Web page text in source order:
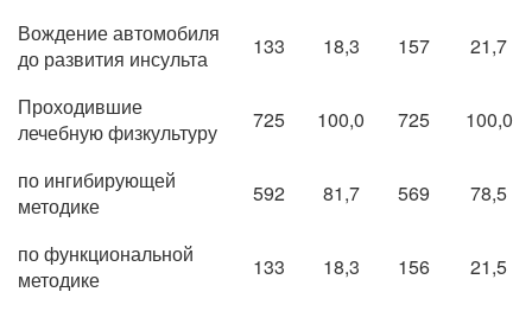
Вождение автомобиля
до развития инсульта
133 18,3 157 21,7
Проходившие
лечебную физкультуру
725 100,0 725 100,0
по ингибирующей
методике
592 81,7 569 78,5
по функциональной
методике
133 18,3 156 21,5